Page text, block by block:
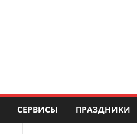
СЕРВИСЫ ПРАЗДНИКИ